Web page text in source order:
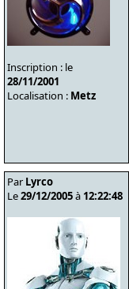
Inscription : le
28/11/2001
Localisation : Metz
Par Lyrco
Le29/12/2005à 12:22:48